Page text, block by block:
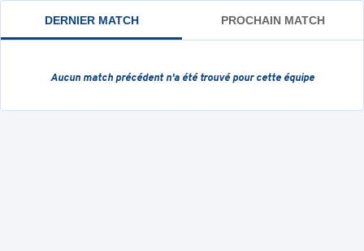
DERNIER MATCH PROCHAIN MATCH
Aucun match précédent n'a été trouvé pour cette équipe